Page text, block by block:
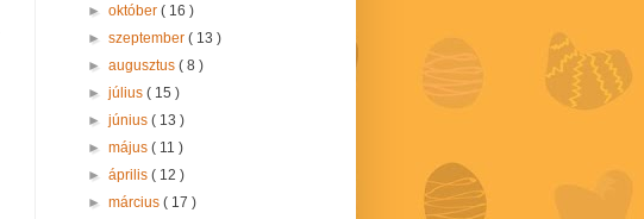
►október( 16 )
►szeptember( 13 )
►augusztus( 8 )
►július( 15 )
►június( 13 )
►május( 11 )
►április( 12 )
►március( 17 )